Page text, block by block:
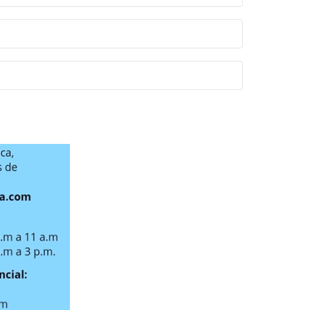
asado ó cocinado (sin cuero)
así el día anterior:
frasco consuma la mitad del mismo.
2 horas de anterioridad.
del estudio
antes. Se debe realizar un nuevo
no se hayan alterado, si la
de la creatinina (mayor al rango
al paciente. El protocolo de